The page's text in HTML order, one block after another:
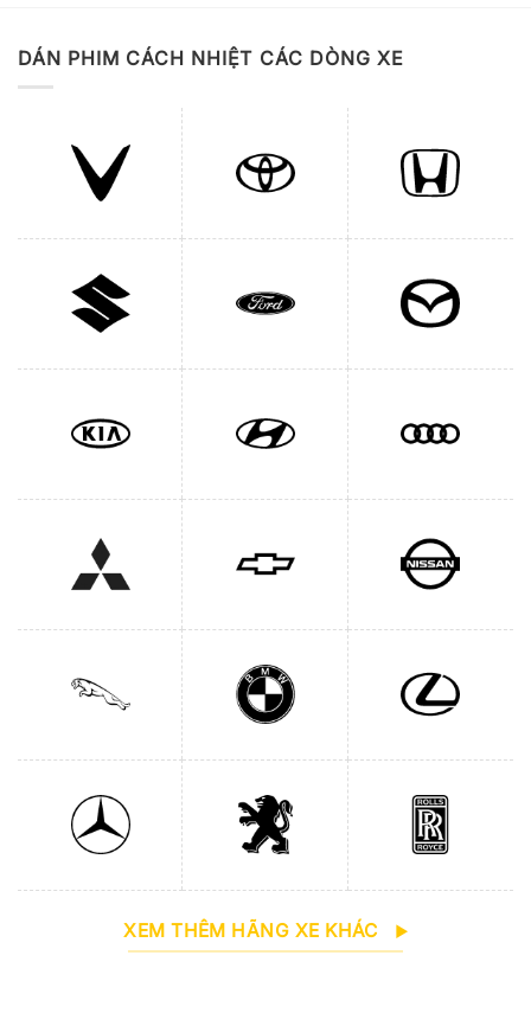
DÁN PHIM CÁCH NHIỆT CÁC DÒNG XE
XEM THÊM HÃNG XE KHÁC